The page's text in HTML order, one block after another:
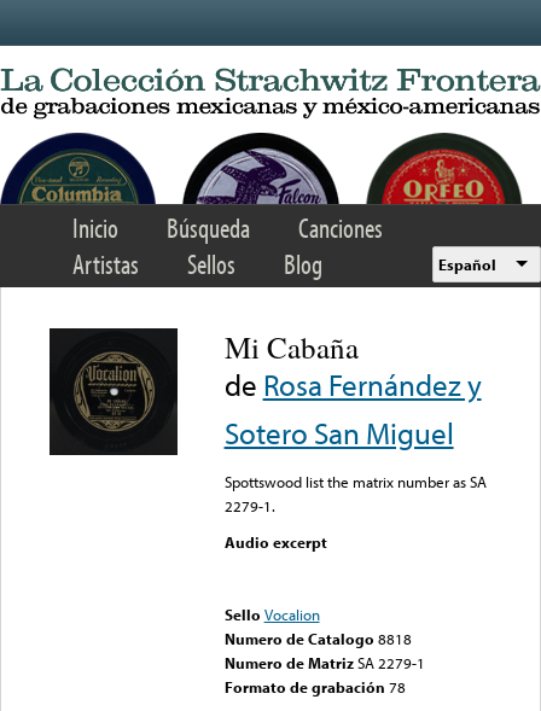
Inicio Búsqueda
Canciones
Artistas
Sellos Blog Español
Mi Cabaña
de Rosa Fernández y
Sotero San Miguel
Spottswood list the matrix number as SA
2279-1.
Audio excerpt
Sello Vocalion
Numero de Catalogo 8818
Numero de Matriz SA 2279-1
Formato de grabación 78